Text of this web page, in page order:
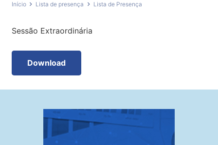
Início Lista de presença Lista de Presença
Sessão Extraordinária
Download